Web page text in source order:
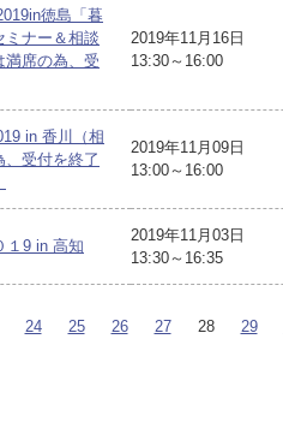
徳島「暮
ミナー＆相談
満席の為、受
2019年11月16日
13:30～16:00
in 香川（相
受付を終了
2019年11月09日
13:00～16:00
１9 in 高知
2019年11月03日
13:30～16:35
24 25 26 27 28 29